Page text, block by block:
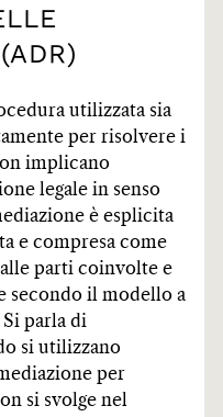
utilizzata sia
per risolvere i
implicano
legale in senso
è esplicita
e compresa come
parti coinvolte e
secondo il modello a
Si parla di
si utilizzano
per
si svolge nel